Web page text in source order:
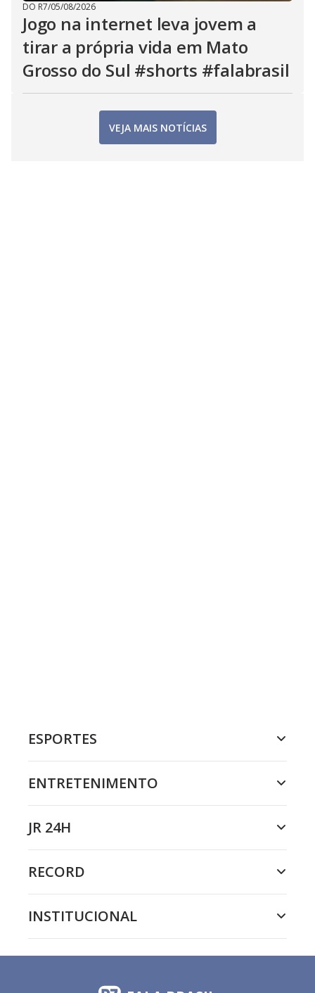
DO R7/05/08/2026
Jogo na internet leva jovem a
tirar a própria vida em Mato
Grosso do Sul #shorts #falabrasil
VEJA MAIS NOTÍCIAS
ESPORTES
ENTRETENIMENTO
JR 24H
RECORD
INSTITUCIONAL